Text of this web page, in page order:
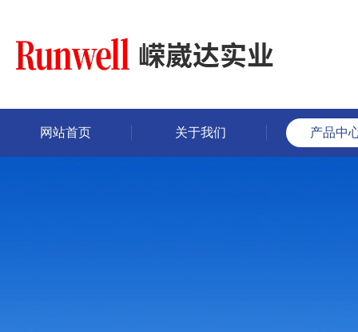
网站首页 关于我们 产品中